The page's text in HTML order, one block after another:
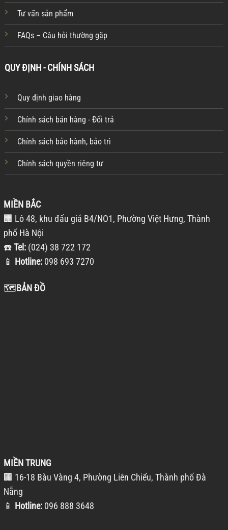
Tư vấn sản phẩm
FAQs – Câu hỏi thường gặp
QUY ĐỊNH - CHÍNH SÁCH
Quy định giao hàng
Chính sách bán hàng - Đổi trả
Chính sách bảo hành, bảo trì
Chính sách quyền riêng tư
MIỀN BẮC
🏢 Lô 48, khu đấu giá B4/NO1, Phường Việt Hưng, Thành
phố Hà Nội
☎️Tel: (024) 38 722 172
📱 Hotline: 098 693 7270
🗺️BẢN ĐỒ
MIỀN TRUNG
🏢 16-18 Bàu Vàng 4, Phường Liên Chiểu, Thành phố Đà
Nẵng
📱 Hotline: 096 888 3648